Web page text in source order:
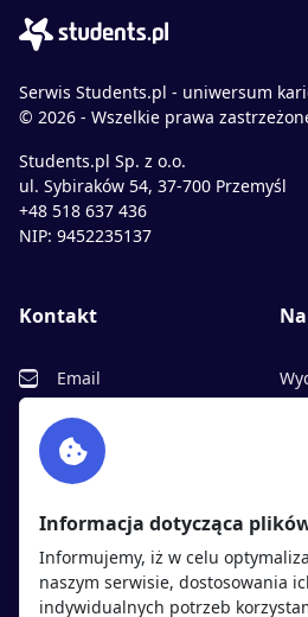
Serwis Students.pl - uniwersum
© 2026 - Wszelkie prawa
Students.pl Sp. z o.o.
ul. Sybiraków 54, 37-700 Przemyśl
+48 518 637 436
NIP: 9452235137
Kontakt
Email
Facebook
Twitter
Informacja dotycząca
Informujemy, iż w celu
naszym serwisie, dostosowania
indywidualnych potrzeb